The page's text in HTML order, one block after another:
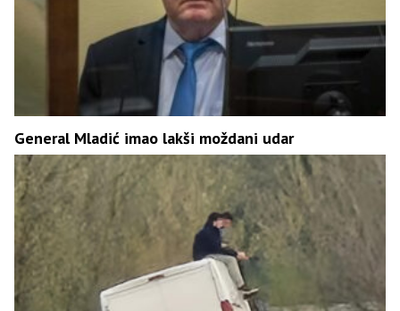
General Mladić imao lakši moždani udar